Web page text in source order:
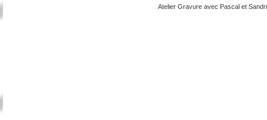
Atelier Gravure avec Pascal et